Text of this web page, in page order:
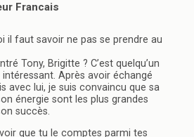
Francais
il faut savoir ne pas se prendre au
Tony, Brigitte ? C’est quelqu’un
Après avoir échangé
avec lui, je suis convaincu que sa
énergie sont les plus grandes
succès.
que tu le comptes parmi tes